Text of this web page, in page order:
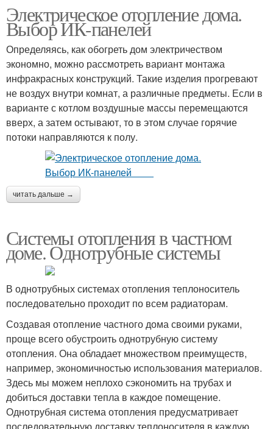
Электрическое отопление дома.
Выбор ИК-панелей
Определяясь, как обогреть дом электричеством
экономно, можно рассмотреть вариант монтажа
инфракрасных конструкций. Такие изделия прогревают
не воздух внутри комнат, а различные предметы. Если в
варианте с котлом воздушные массы перемещаются
вверх, а затем остывают, то в этом случае горячие
потоки направляются к полу.
читать дальше →
Системы отопления в частном
доме. Однотрубные системы
В однотрубных системах отопления теплоноситель
последовательно проходит по всем радиаторам.
Создавая отопление частного дома своими руками,
проще всего обустроить однотрубную систему
отопления. Она обладает множеством преимуществ,
например, экономичностью использования материалов.
Здесь мы можем неплохо сэкономить на трубах и
добиться доставки тепла в каждое помещение.
Однотрубная система отопления предусматривает